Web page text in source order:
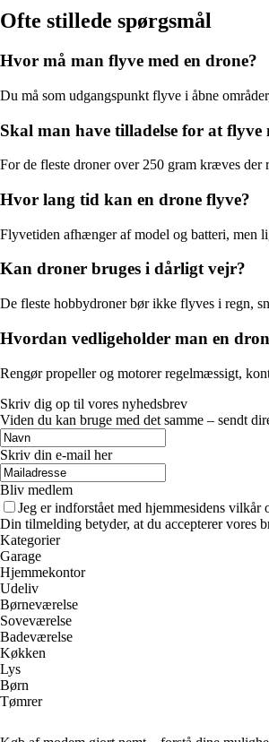
Ofte stillede spørgsmål
Hvor må man flyve med en drone?
Du må som udgangspunkt flyve i åbne
Skal man have tilladelse for at flyve
For de fleste droner over 250 gram kræves
Hvor lang tid kan en drone flyve?
Flyvetiden afhænger af model og batteri, men
Kan droner bruges i dårligt vejr?
De fleste hobbydroner bør ikke flyves i regn,
Hvordan vedligeholder man en
Rengør propeller og motorer regelmæssigt,
Skriv dig op til vores nyhedsbrev
Viden du kan bruge med det samme – sendt
Skriv din e-mail her
Bliv medlem
Jeg er indforstået med hjemmesidens vilkår
Din tilmelding betyder, at du accepterer vores
Kategorier
Garage
Hjemmekontor
Udeliv
Børneværelse
Soveværelse
Badeværelse
Køkken
Lys
Børn
Tømrer